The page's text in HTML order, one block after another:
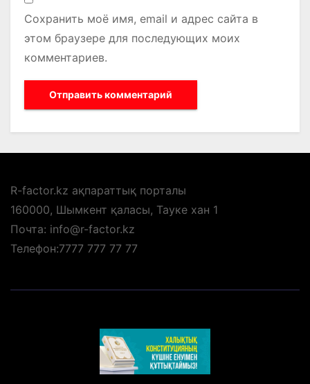
Сохранить моё имя, email и адрес сайта в
этом браузере для последующих моих
комментариев.
R-factor.kz ақпараттық порталы
160000, Шымкент қаласы, Тауке хан 1
Почта: info@r-factor.kz
Телефон:7777 777 77 77